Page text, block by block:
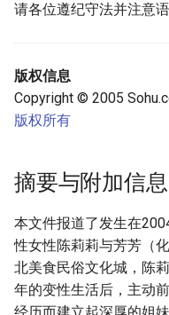
请各位遵纪守法并注意语
版权信息
Copyright © 2005
版权所有
摘要与附加信息
本文件报道了发生在
性女性陈莉莉与芳芳（
北美食民俗文化城，陈
年的变性生活后，主动